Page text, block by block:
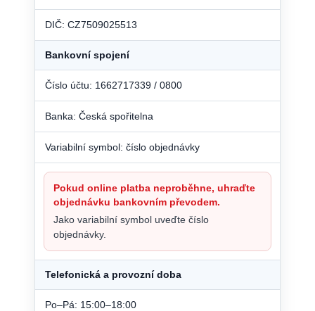
DIČ: CZ7509025513
Bankovní spojení
Číslo účtu: 1662717339 / 0800
Banka: Česká spořitelna
Variabilní symbol: číslo objednávky
Pokud online platba neproběhne, uhraďte
objednávku bankovním převodem.
Jako variabilní symbol uveďte číslo
objednávky.
Telefonická a provozní doba
Po–Pá: 15:00–18:00